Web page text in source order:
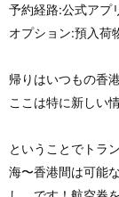
予約経路:公式アプ
オプション:預入荷
帰りはいつもの香
ここは特に新しい
ということでトラ
海〜香港間は可能